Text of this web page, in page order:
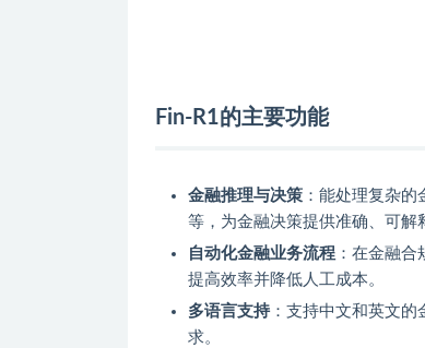
Fin-R1的主要功能
金融推理与决策 ：能处理复杂
等，为金融决策提供准确、可解
自动化金融业务流程 ：在金融
提高效率并降低人工成本。
多语言支持：支持中文和英文的
求。